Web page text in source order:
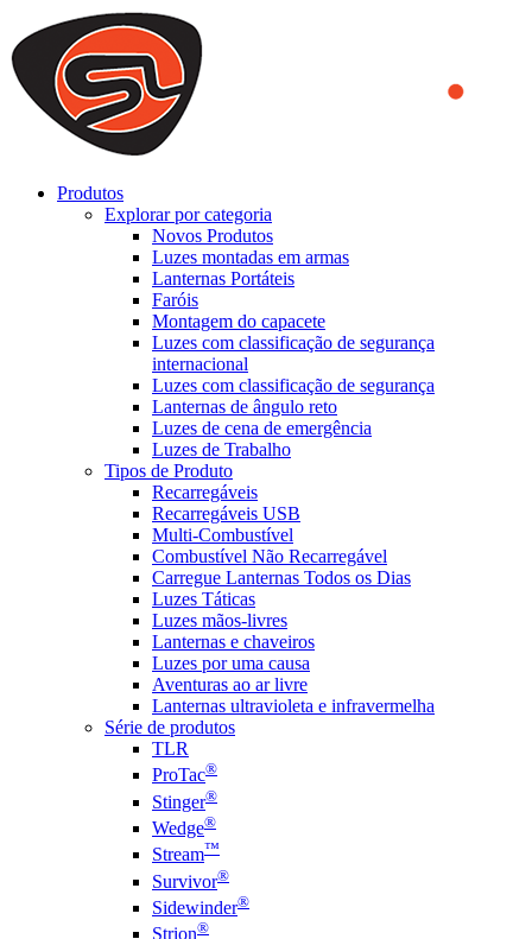
We use cookies to ensure that we provide you the best experience
on our website. By continuing to browse this website, you accept
that cookies are used to help us analyze how the website is used and
to offer you a better experience. To learn more or to find out how
you can disable cookies, you can access our
Produtos
Explorar por categoria
Novos Produtos
Luzes montadas em armas
Lanternas Portáteis
Faróis
Montagem do capacete
Luzes com classificação de segurança
internacional
Luzes com classificação de segurança
Lanternas de ângulo reto
Luzes de cena de emergência
Luzes de Trabalho
Tipos de Produto
Recarregáveis
Recarregáveis USB
Multi-Combustível
Combustível Não Recarregável
Carregue Lanternas Todos os Dias
Luzes Táticas
Luzes mãos-livres
Lanternas e chaveiros
Luzes por uma causa
Aventuras ao ar livre
Lanternas ultravioleta e infravermelha
Série de produtos
TLR
ProTac®
Stinger®
Wedge®
Stream™
Survivor®
Sidewinder®
Strion®